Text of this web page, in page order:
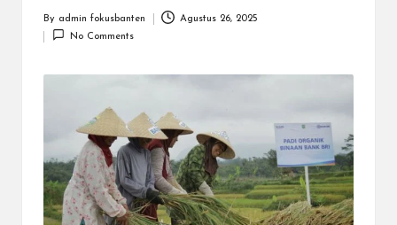
by
By admin fokusbanten
Agustus 26, 2025
No Comments